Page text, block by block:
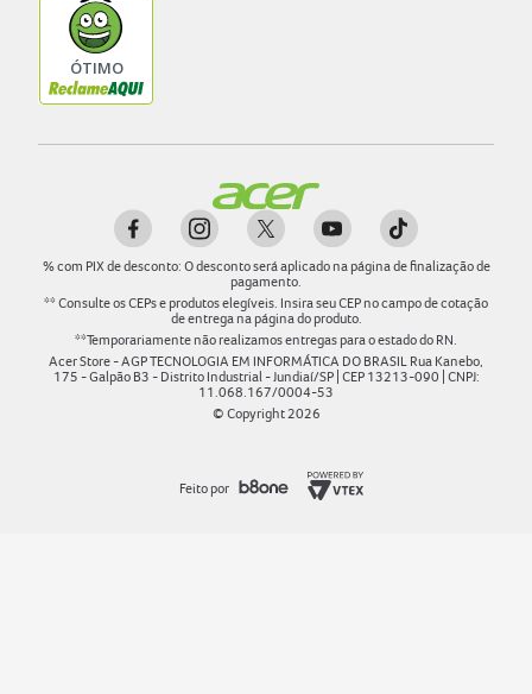
%com PIX de desconto: O desconto será aplicado na página de finalização de
pagamento.
** Consulte os CEPs e produtos elegíveis. Insira seu CEP no campo de cotação
de entrega na página do produto.
**Temporariamente não realizamos entregas para o estado do RN.
Acer Store - AGP TECNOLOGIA EM INFORMÁTICA DO BRASIL Rua Kanebo,
175 - Galpão B3 - Distrito Industrial - Jundiaí/SP | CEP 13213-090 | CNPJ:
11.068.167/0004-53
© Copyright2026
Feito por